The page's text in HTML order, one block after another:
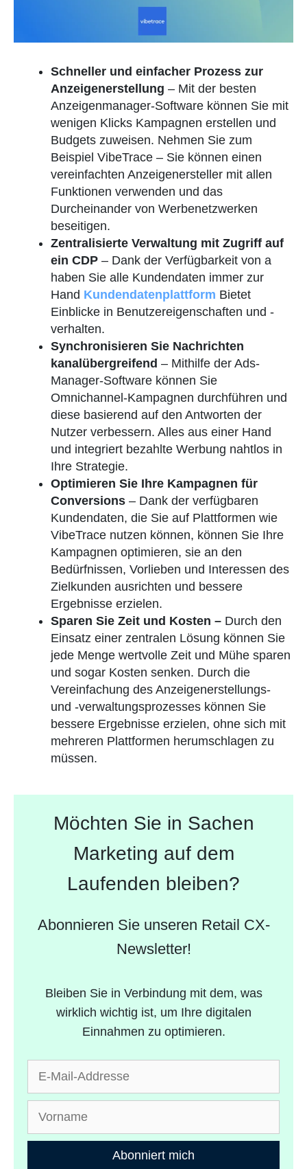
Schneller und einfacher Prozess zur
Anzeigenerstellung – Mit der besten
Anzeigenmanager-Software können Sie mit
wenigen Klicks Kampagnen erstellen und
Budgets zuweisen. Nehmen Sie zum
Beispiel VibeTrace – Sie können einen
vereinfachten Anzeigenersteller mit allen
Funktionen verwenden und das
Durcheinander von Werbenetzwerken
beseitigen.
Zentralisierte Verwaltung mit Zugriff auf
ein CDP – Dank der Verfügbarkeit von a
haben Sie alle Kundendaten immer zur
Hand Kundendatenplattform Bietet
Einblicke in Benutzereigenschaften und -
verhalten.
Synchronisieren Sie Nachrichten
kanalübergreifend – Mithilfe der Ads-
Manager-Software können Sie
Omnichannel-Kampagnen durchführen und
diese basierend auf den Antworten der
Nutzer verbessern. Alles aus einer Hand
und integriert bezahlte Werbung nahtlos in
Ihre Strategie.
Optimieren Sie Ihre Kampagnen für
Conversions – Dank der verfügbaren
Kundendaten, die Sie auf Plattformen wie
VibeTrace nutzen können, können Sie Ihre
Kampagnen optimieren, sie an den
Bedürfnissen, Vorlieben und Interessen des
Zielkunden ausrichten und bessere
Ergebnisse erzielen.
Sparen Sie Zeit und Kosten – Durch den
Einsatz einer zentralen Lösung können Sie
jede Menge wertvolle Zeit und Mühe sparen
und sogar Kosten senken. Durch die
Vereinfachung des Anzeigenerstellungs-
und -verwaltungsprozesses können Sie
bessere Ergebnisse erzielen, ohne sich mit
mehreren Plattformen herumschlagen zu
müssen.
Möchten Sie in Sachen
Marketing auf dem
Laufenden bleiben?
Abonnieren Sie unseren Retail CX-
Newsletter!
Bleiben Sie in Verbindung mit dem, was
wirklich wichtig ist, um Ihre digitalen
Einnahmen zu optimieren.
Abonniert mich